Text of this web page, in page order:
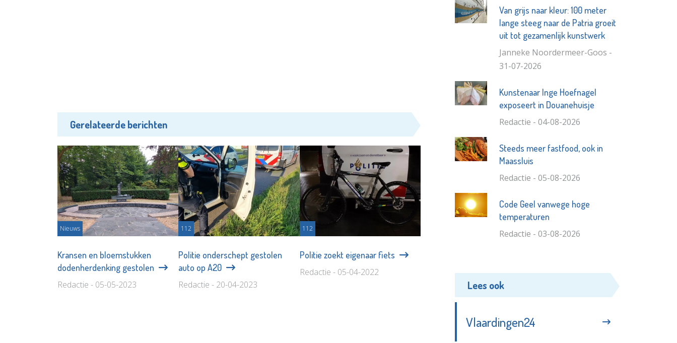
Gerelateerde berichten
Nieuws
Kransen en bloemstukken
dodenherdenking gestolen
Redactie - 05-05-2023
112
Politie onderschept gestolen
auto op A20
Redactie - 20-04-2023
112
Politie zoekt eigenaar fiets
Redactie - 05-04-2022
Van grijs naar kleur: 100 meter
lange steeg naar de Patria groeit
uit tot gezamenlijk kunstwerk
Janneke Noordermeer-Goos -
31-07-2026
Kunstenaar Inge Hoefnagel
exposeert in Douanehuisje
Redactie - 04-08-2026
Steeds meer fastfood, ook in
Maassluis
Redactie - 05-08-2026
Code Geel vanwege hoge
temperaturen
Redactie - 03-08-2026
Lees ook
Vlaardingen24